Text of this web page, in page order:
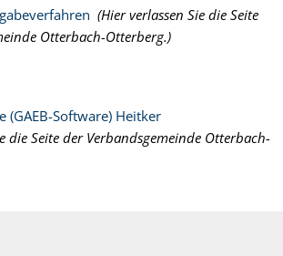
(Hier verlassen Sie die Seite
Otterbach-Otterberg.)
(GAEB-Software) Heitker
die Seite der Verbandsgemeinde Otterbach-